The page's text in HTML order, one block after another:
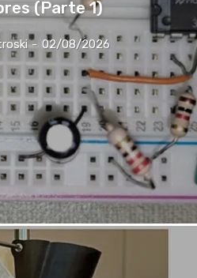
(Parte 1)
- 02/08/2026